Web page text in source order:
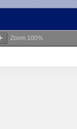
Zoom 100%